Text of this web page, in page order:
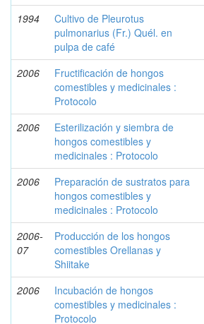
1994
Cultivo de Pleurotus
pulmonarius (Fr.) Quél. en
pulpa de café
2006
Fructificación de hongos
comestibles y medicinales :
Protocolo
2006
Esterilización y siembra de
hongos comestibles y
medicinales : Protocolo
2006
Preparación de sustratos para
hongos comestibles y
medicinales : Protocolo
2006-
07
Producción de los hongos
comestibles Orellanas y
Shiitake
2006
Incubación de hongos
comestibles y medicinales :
Protocolo